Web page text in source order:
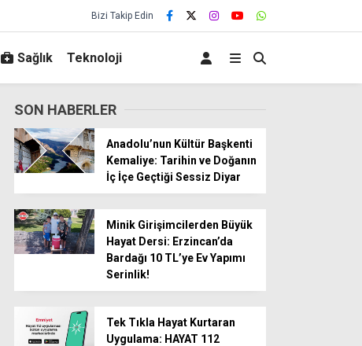
Bizi Takip Edin
Sağlık Teknoloji
SON HABERLER
Anadolu’nun Kültür Başkenti
Kemaliye: Tarihin ve Doğanın
İç İçe Geçtiği Sessiz Diyar
Minik Girişimcilerden Büyük
Hayat Dersi: Erzincan’da
Bardağı 10 TL’ye Ev Yapımı
Serinlik!
Tek Tıkla Hayat Kurtaran
Uygulama: HAYAT 112